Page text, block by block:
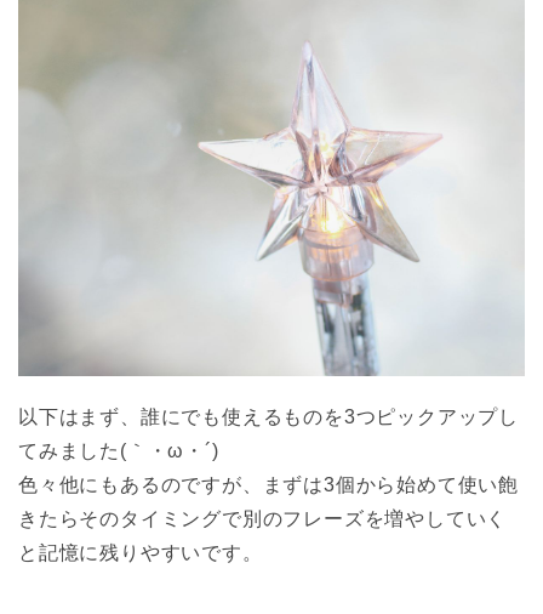
以下はまず、誰にでも使えるものを3つピックアップし
てみました(｀・ω・´)
色々他にもあるのですが、まずは3個から始めて使い飽
きたらそのタイミングで別のフレーズを増やしていく
と記憶に残りやすいです。